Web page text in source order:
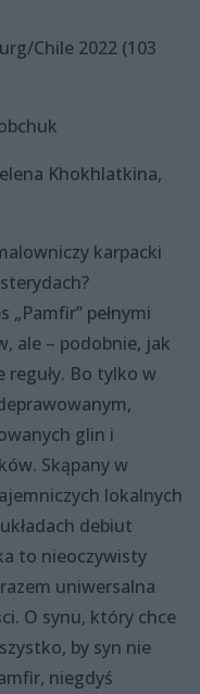
Chile 2022 (103
Khokhlatkina,
karpacki
pełnymi
ale – podobnie, jak
reguły. Bo tylko w
glin i
Skąpany w
lokalnych
debiut
to nieoczywisty
uniwersalna
O synu, który chce
by syn nie
niegdyś